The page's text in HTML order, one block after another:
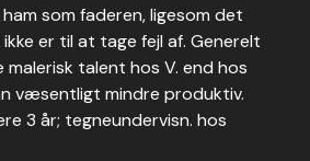
som faderen, ligesom det
er til at tage fejl af. Generelt
talent hos V. end hos
væsentligt mindre produktiv.
3 år; tegneundervisn. hos